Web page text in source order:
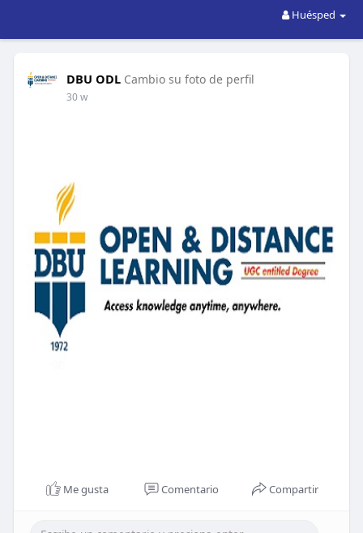
Huésped
DBU ODL Cambio su foto de perfil
30 w
Me gusta Comentario Compartir